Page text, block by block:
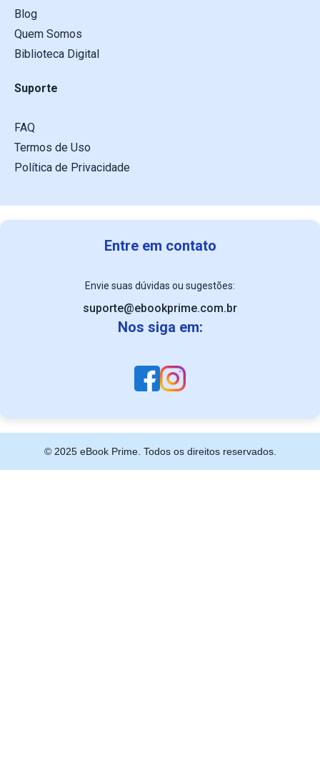
Blog
Quem Somos
Biblioteca Digital
Suporte
FAQ
Termos de Uso
Política de Privacidade
Entre em contato
Envie suas dúvidas ou sugestões:
suporte@ebookprime.com.br
Nos siga em:
© 2025 eBook Prime. Todos os direitos reservados.